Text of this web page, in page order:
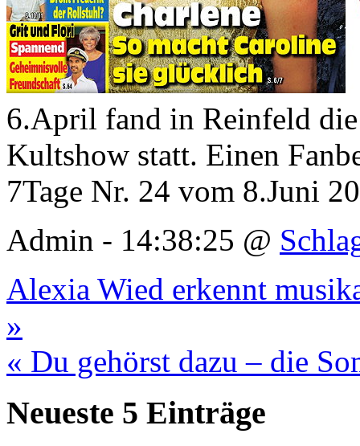
6.April fand in Reinfeld
Kultshow statt. Einen
7Tage Nr. 24 vom 8.Juni
Admin - 14:38:25 @
Alexia Wied erkennt
»
« Du gehörst dazu – die
Neueste 5 Einträge